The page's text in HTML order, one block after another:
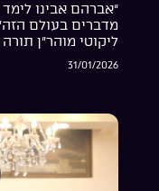
“אברהם אבינו
מדברים בעולם
ליקוטי מוהר”ן תורה ל”ו שיעור 3
31/01/2026